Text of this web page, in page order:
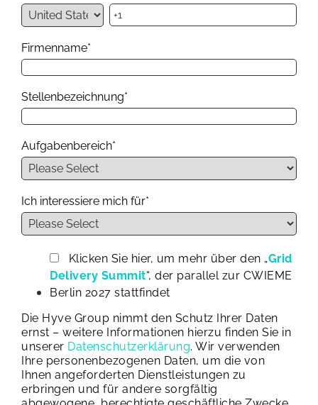
Firmenname*
Stellenbezeichnung*
Aufgabenbereich*
Ich interessiere mich für*
Klicken Sie hier, um mehr über den „Grid
Delivery Summit“, der parallel zur CWIEME
Berlin 2027 stattfindet
Die Hyve Group nimmt den Schutz Ihrer Daten
ernst – weitere Informationen hierzu finden Sie in
unserer Datenschutzerklärung. Wir verwenden
Ihre personenbezogenen Daten, um die von
Ihnen angeforderten Dienstleistungen zu
erbringen und für andere sorgfältig